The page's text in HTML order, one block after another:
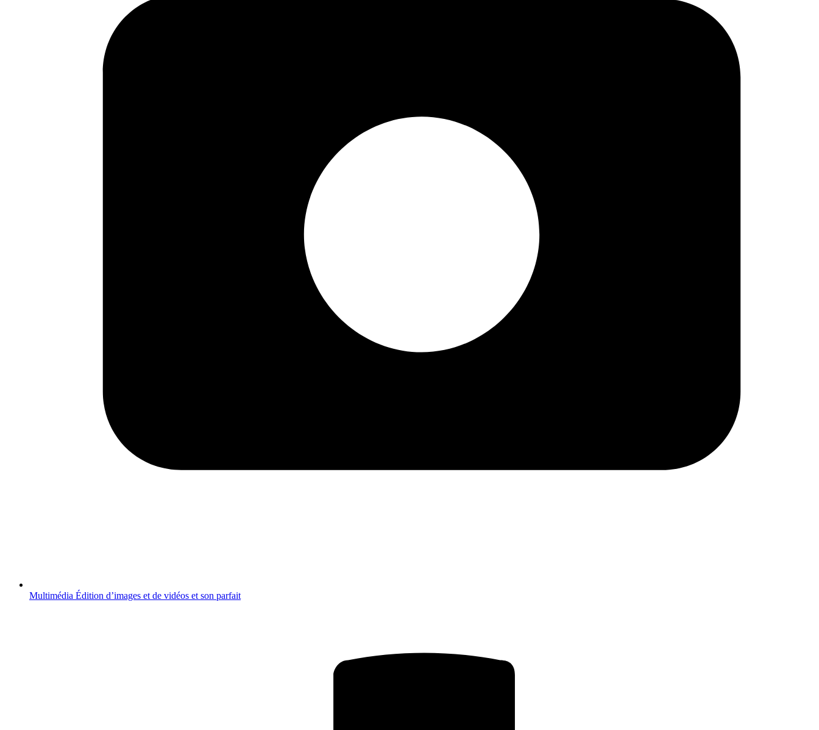
Multimédia Édition d’images et de vidéos et son parfait